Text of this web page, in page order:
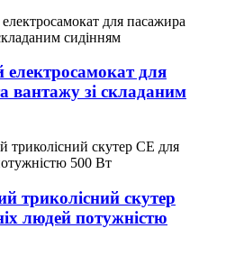
електросамокат для
вантажу зі складаним
триколісний скутер
людей потужністю